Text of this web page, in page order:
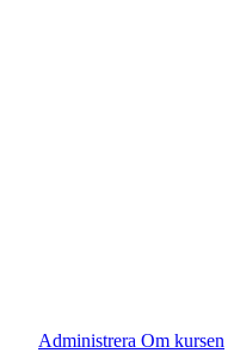
Administrera Om kursen